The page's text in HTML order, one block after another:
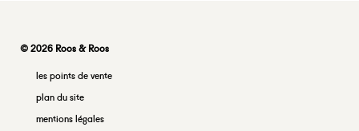
© 2026 Roos & Roos
les points de vente
plan du site
mentions légales